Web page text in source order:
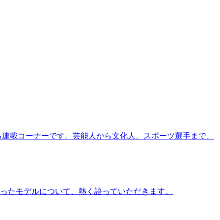
載コーナーです。芸能人から文化人、スポーツ選手まで、
モデルについて、熱く語っていただきます。